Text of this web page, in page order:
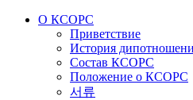
О КСОРС
Приветствие
История
Состав КСОРС
Положение о КСОРС
서류